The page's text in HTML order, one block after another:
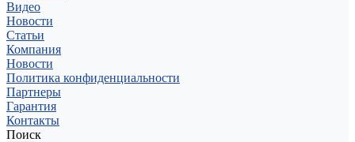
Видео
Новости
Статьи
Компания
Новости
Политика конфиденциальности
Партнеры
Гарантия
Контакты
Поиск